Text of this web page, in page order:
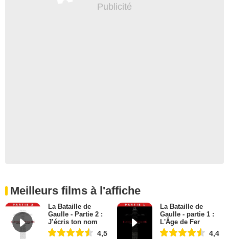
Meilleurs films à l'affiche
La Bataille de
Gaulle - Partie 2 :
J’écris ton nom
4,5
La Bataille de
Gaulle - partie 1 :
L'Âge de Fer
4,4